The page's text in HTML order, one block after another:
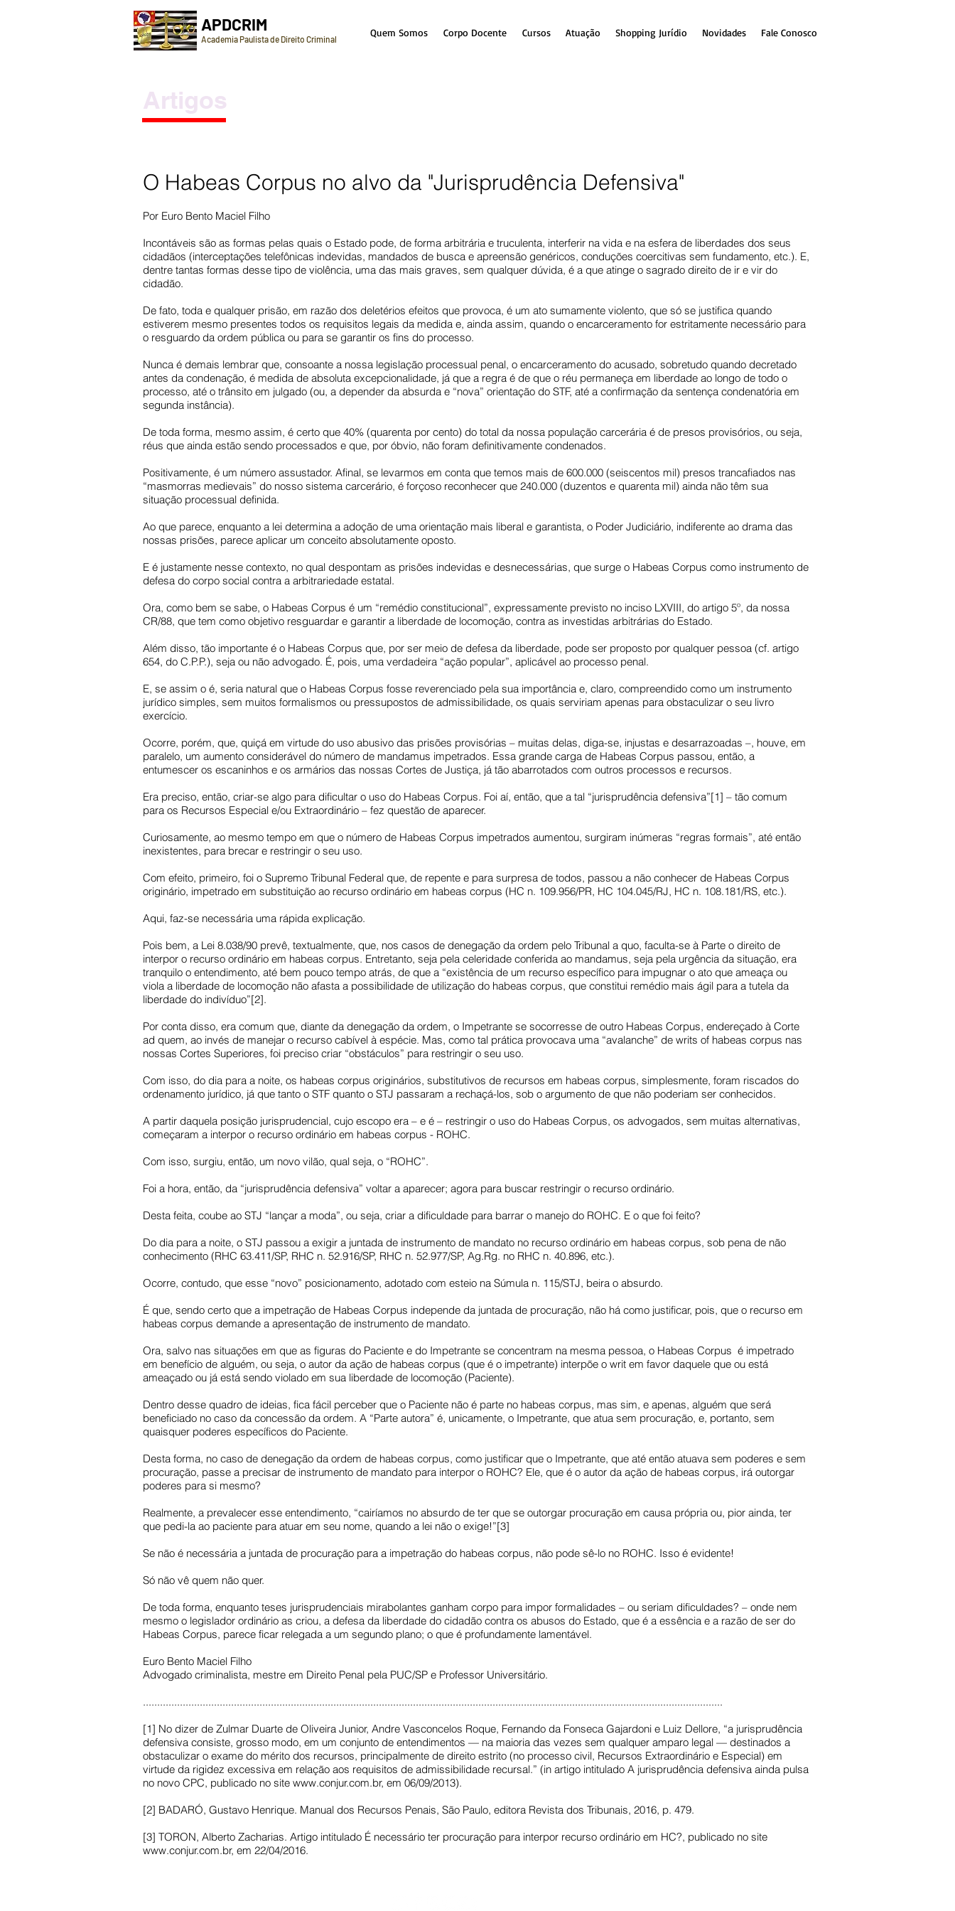
APDCRIM
Academia Paulista de Direito Criminal
Quem Somos Corpo Docente Cursos Atuação Shopping Jurídio Novidades Fale Conosco
Artigos
O Habeas Corpus no alvo da "Jurisprudência Defensiva"
Por Euro Bento Maciel Filho
Incontáveis são as formas pelas quais o Estado pode, de forma arbitrária e truculenta, interferir na vida e na esfera de liberdades dos seus
cidadãos (interceptações telefônicas indevidas, mandados de busca e apreensão genéricos, conduções coercitivas sem fundamento, etc.). E,
dentre tantas formas desse tipo de violência, uma das mais graves, sem qualquer dúvida, é a que atinge o sagrado direito de ir e vir do
cidadão.
De fato, toda e qualquer prisão, em razão dos deletérios efeitos que provoca, é um ato sumamente violento, que só se justifica quando
estiverem mesmo presentes todos os requisitos legais da medida e, ainda assim, quando o encarceramento for estritamente necessário para
o resguardo da ordem pública ou para se garantir os fins do processo.
Nunca é demais lembrar que, consoante a nossa legislação processual penal, o encarceramento do acusado, sobretudo quando decretado
antes da condenação, é medida de absoluta excepcionalidade, já que a regra é de que o réu permaneça em liberdade ao longo de todo o
processo, até o trânsito em julgado (ou, a depender da absurda e “nova” orientação do STF, até a confirmação da sentença condenatória em
segunda instância).
De toda forma, mesmo assim, é certo que 40% (quarenta por cento) do total da nossa população carcerária é de presos provisórios, ou seja,
réus que ainda estão sendo processados e que, por óbvio, não foram definitivamente condenados.
Positivamente, é um número assustador. Afinal, se levarmos em conta que temos mais de 600.000 (seiscentos mil) presos trancafiados nas
“masmorras medievais” do nosso sistema carcerário, é forçoso reconhecer que 240.000 (duzentos e quarenta mil) ainda não têm sua
situação processual definida.
Ao que parece, enquanto a lei determina a adoção de uma orientação mais liberal e garantista, o Poder Judiciário, indiferente ao drama das
nossas prisões, parece aplicar um conceito absolutamente oposto.
E é justamente nesse contexto, no qual despontam as prisões indevidas e desnecessárias, que surge o Habeas Corpus como instrumento de
defesa do corpo social contra a arbitrariedade estatal.
Ora, como bem se sabe, o Habeas Corpus é um “remédio constitucional”, expressamente previsto no inciso LXVIII, do artigo 5º, da nossa
CR/88, que tem como objetivo resguardar e garantir a liberdade de locomoção, contra as investidas arbitrárias do Estado.
Além disso, tão importante é o Habeas Corpus que, por ser meio de defesa da liberdade, pode ser proposto por qualquer pessoa (cf. artigo
654, do C.P.P.), seja ou não advogado. É, pois, uma verdadeira “ação popular”, aplicável ao processo penal.
E, se assim o é, seria natural que o Habeas Corpus fosse reverenciado pela sua importância e, claro, compreendido como um instrumento
jurídico simples, sem muitos formalismos ou pressupostos de admissibilidade, os quais serviriam apenas para obstaculizar o seu livro
exercício.
Ocorre, porém, que, quiçá em virtude do uso abusivo das prisões provisórias – muitas delas, diga-se, injustas e desarrazoadas –, houve, em
paralelo, um aumento considerável do número de mandamus impetrados. Essa grande carga de Habeas Corpus passou, então, a
entumescer os escaninhos e os armários das nossas Cortes de Justiça, já tão abarrotados com outros processos e recursos.
Era preciso, então, criar-se algo para dificultar o uso do Habeas Corpus. Foi aí, então, que a tal “jurisprudência defensiva”[1] – tão comum
para os Recursos Especial e/ou Extraordinário – fez questão de aparecer.
Curiosamente, ao mesmo tempo em que o número de Habeas Corpus impetrados aumentou, surgiram inúmeras “regras formais”, até então
inexistentes, para brecar e restringir o seu uso.
Com efeito, primeiro, foi o Supremo Tribunal Federal que, de repente e para surpresa de todos, passou a não conhecer de Habeas Corpus
originário, impetrado em substituição ao recurso ordinário em habeas corpus (HC n. 109.956/PR, HC 104.045/RJ, HC n. 108.181/RS, etc.).
Aqui, faz-se necessária uma rápida explicação.
Pois bem, a Lei 8.038/90 prevê, textualmente, que, nos casos de denegação da ordem pelo Tribunal a quo, faculta-se à Parte o direito de
interpor o recurso ordinário em habeas corpus. Entretanto, seja pela celeridade conferida ao mandamus, seja pela urgência da situação, era
tranquilo o entendimento, até bem pouco tempo atrás, de que a “existência de um recurso específico para impugnar o ato que ameaça ou
viola a liberdade de locomoção não afasta a possibilidade de utilização do habeas corpus, que constitui remédio mais ágil para a tutela da
liberdade do indivíduo”[2].
Por conta disso, era comum que, diante da denegação da ordem, o Impetrante se socorresse de outro Habeas Corpus, endereçado à Corte
ad quem, ao invés de manejar o recurso cabível à espécie. Mas, como tal prática provocava uma “avalanche” de writs of habeas corpus nas
nossas Cortes Superiores, foi preciso criar “obstáculos” para restringir o seu uso.
Com isso, do dia para a noite, os habeas corpus originários, substitutivos de recursos em habeas corpus, simplesmente, foram riscados do
ordenamento jurídico, já que tanto o STF quanto o STJ passaram a rechaçá-los, sob o argumento de que não poderiam ser conhecidos.
A partir daquela posição jurisprudencial, cujo escopo era – e é – restringir o uso do Habeas Corpus, os advogados, sem muitas alternativas,
começaram a interpor o recurso ordinário em habeas corpus - ROHC.
Com isso, surgiu, então, um novo vilão, qual seja, o “ROHC”.
Foi a hora, então, da “jurisprudência defensiva” voltar a aparecer; agora para buscar restringir o recurso ordinário.
Desta feita, coube ao STJ “lançar a moda”, ou seja, criar a dificuldade para barrar o manejo do ROHC. E o que foi feito?
Do dia para a noite, o STJ passou a exigir a juntada de instrumento de mandato no recurso ordinário em habeas corpus, sob pena de não
conhecimento (RHC 63.411/SP, RHC n. 52.916/SP, RHC n. 52.977/SP, Ag.Rg. no RHC n. 40.896, etc.).
Ocorre, contudo, que esse “novo” posicionamento, adotado com esteio na Súmula n. 115/STJ, beira o absurdo.
É que, sendo certo que a impetração de Habeas Corpus independe da juntada de procuração, não há como justificar, pois, que o recurso em
habeas corpus demande a apresentação de instrumento de mandato.
Ora, salvo nas situações em que as figuras do Paciente e do Impetrante se concentram na mesma pessoa, o Habeas Corpus é impetrado
em benefício de alguém, ou seja, o autor da ação de habeas corpus (que é o impetrante) interpõe o writ em favor daquele que ou está
ameaçado ou já está sendo violado em sua liberdade de locomoção (Paciente).
Dentro desse quadro de ideias, fica fácil perceber que o Paciente não é parte no habeas corpus, mas sim, e apenas, alguém que será
beneficiado no caso da concessão da ordem. A “Parte autora” é, unicamente, o Impetrante, que atua sem procuração, e, portanto, sem
quaisquer poderes específicos do Paciente.
Desta forma, no caso de denegação da ordem de habeas corpus, como justificar que o Impetrante, que até então atuava sem poderes e sem
procuração, passe a precisar de instrumento de mandato para interpor o ROHC? Ele, que é o autor da ação de habeas corpus, irá outorgar
poderes para si mesmo?
Realmente, a prevalecer esse entendimento, “cairíamos no absurdo de ter que se outorgar procuração em causa própria ou, pior ainda, ter
que pedi-la ao paciente para atuar em seu nome, quando a lei não o exige!”[3]
Se não é necessária a juntada de procuração para a impetração do habeas corpus, não pode sê-lo no ROHC. Isso é evidente!
Só não vê quem não quer.
De toda forma, enquanto teses jurisprudenciais mirabolantes ganham corpo para impor formalidades – ou seriam dificuldades? – onde nem
mesmo o legislador ordinário as criou, a defesa da liberdade do cidadão contra os abusos do Estado, que é a essência e a razão de ser do
Habeas Corpus, parece ficar relegada a um segundo plano; o que é profundamente lamentável.
Euro Bento Maciel Filho
Advogado criminalista, mestre em Direito Penal pela PUC/SP e Professor Universitário.
............................................................................................................................................................................................................
[1] No dizer de Zulmar Duarte de Oliveira Junior, Andre Vasconcelos Roque, Fernando da Fonseca Gajardoni e Luiz Dellore, “a jurisprudência
defensiva consiste, grosso modo, em um conjunto de entendimentos — na maioria das vezes sem qualquer amparo legal — destinados a
obstaculizar o exame do mérito dos recursos, principalmente de direito estrito (no processo civil, Recursos Extraordinário e Especial) em
virtude da rigidez excessiva em relação aos requisitos de admissibilidade recursal.” (in artigo intitulado A jurisprudência defensiva ainda pulsa
no novo CPC, publicado no site www.conjur.com.br, em 06/09/2013).
[2] BADARÓ, Gustavo Henrique. Manual dos Recursos Penais, São Paulo, editora Revista dos Tribunais, 2016, p. 479.
[3] TORON, Alberto Zacharias. Artigo intitulado É necessário ter procuração para interpor recurso ordinário em HC?, publicado no site
www.conjur.com.br, em 22/04/2016.